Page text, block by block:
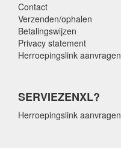
Contact
Verzenden/ophalen
Betalingswijzen
Privacy statement
Herroepingslink aanvragen
SERVIEZENXL?
Herroepingslink aanvragen